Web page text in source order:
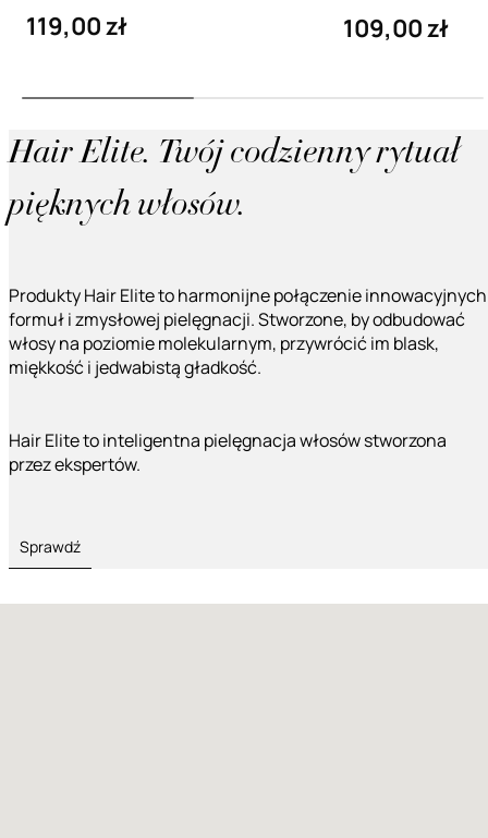
119,00 zł 109,00 zł
Hair Elite. Twój codzienny rytuał
pięknych włosów.
Produkty Hair Elite to harmonijne połączenie innowacyjnych
formuł i zmysłowej pielęgnacji. Stworzone, by odbudować
włosy na poziomie molekularnym, przywrócić im blask,
miękkość i jedwabistą gładkość.
Hair Elite to inteligentna pielęgnacja włosów stworzona
przez ekspertów.
Sprawdź